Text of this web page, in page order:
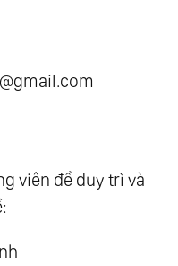
viên để duy trì và